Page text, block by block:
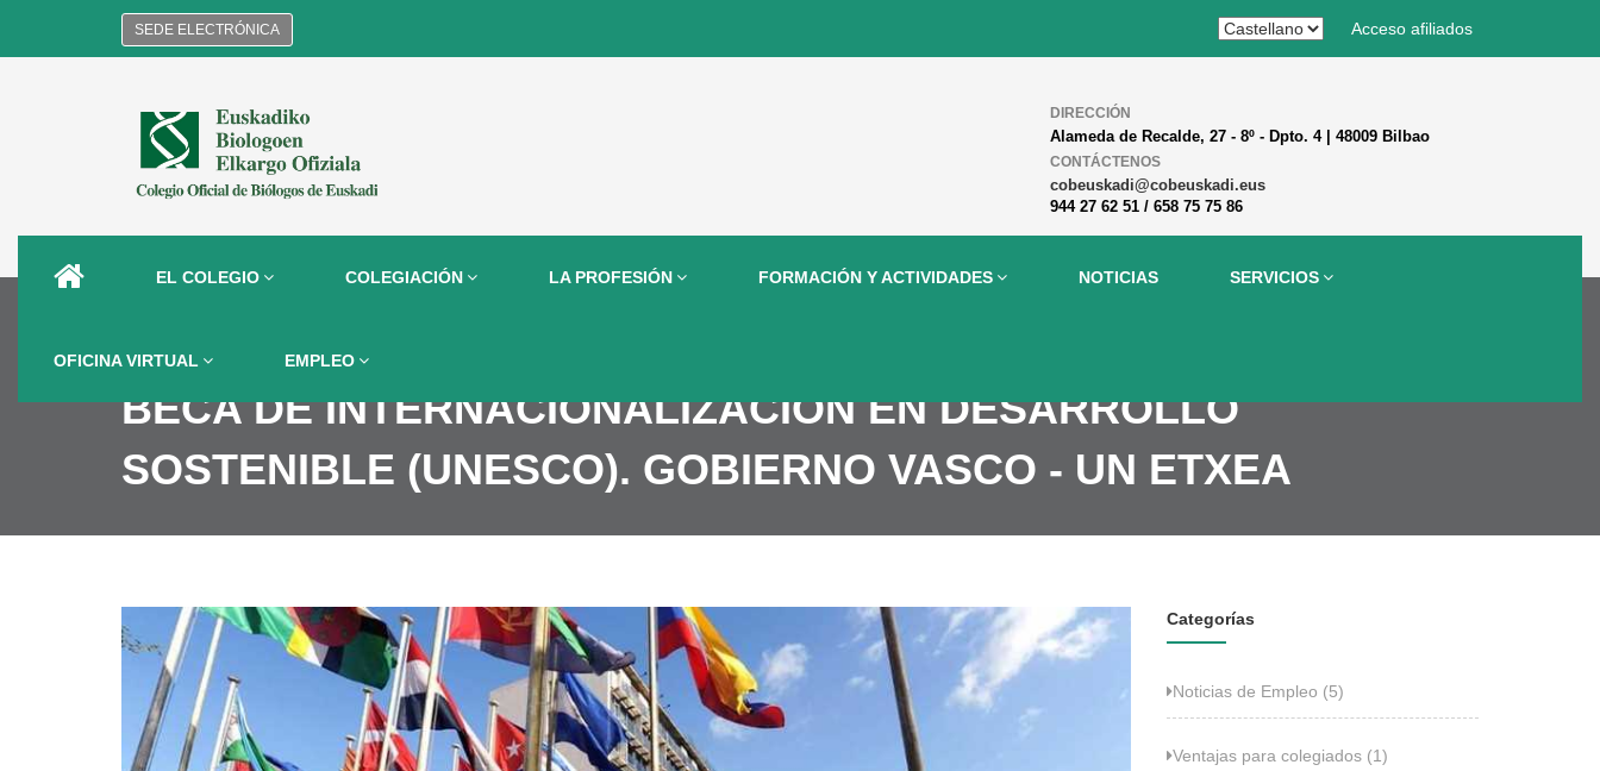
SEDE ELECTRÓNICA Acceso afiliados
DIRECCIÓN
Alameda de Recalde, 27 - 8º - Dpto. 4 | 48009 Bilbao
CONTÁCTENOS
cobeuskadi@cobeuskadi.eus
944 27 62 51 / 658 75 75 86
EL COLEGIO COLEGIACIÓN LA PROFESIÓN FORMACIÓN Y ACTIVIDADES NOTICIAS SERVICIOS
OFICINA VIRTUAL EMPLEO
BECA DE INTERNACIONALIZACIÓN EN DESARROLLO
SOSTENIBLE (UNESCO). GOBIERNO VASCO - UN ETXEA
Categorías
Noticias de Empleo (5)
Ventajas para colegiados (1)